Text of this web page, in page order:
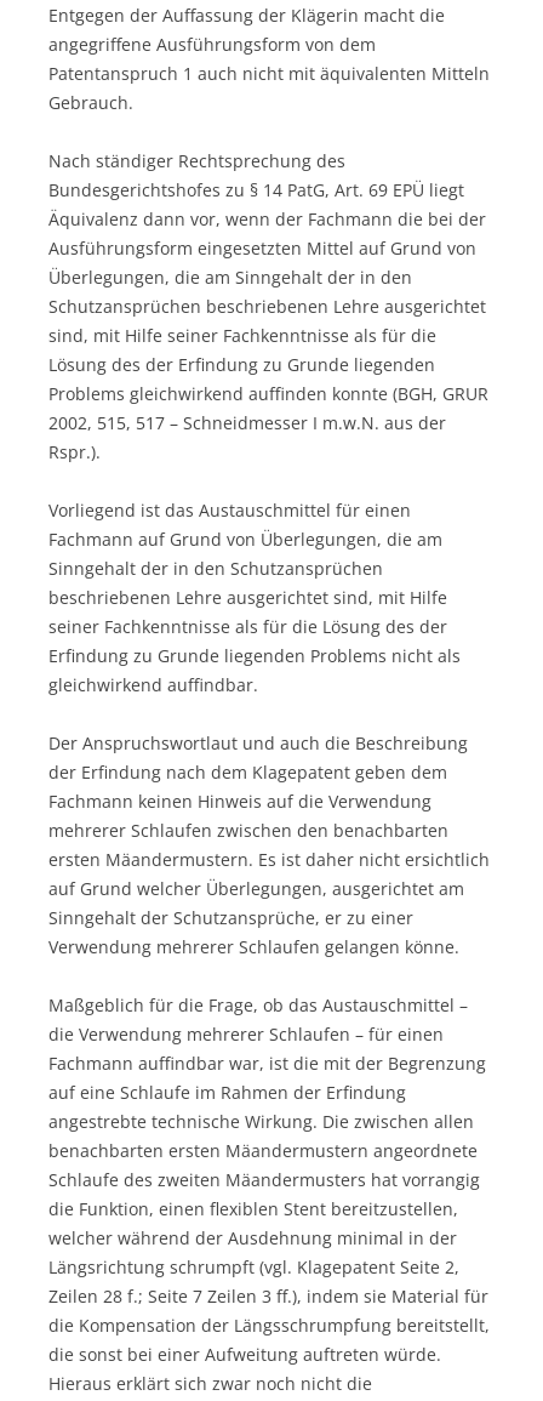
Entgegen der Auffassung der Klägerin macht die
angegriffene Ausführungsform von dem
Patentanspruch 1 auch nicht mit äquivalenten Mitteln
Gebrauch.
Nach ständiger Rechtsprechung des
Bundesgerichtshofes zu § 14 PatG, Art. 69 EPÜ liegt
Äquivalenz dann vor, wenn der Fachmann die bei der
Ausführungsform eingesetzten Mittel auf Grund von
Überlegungen, die am Sinngehalt der in den
Schutzansprüchen beschriebenen Lehre ausgerichtet
sind, mit Hilfe seiner Fachkenntnisse als für die
Lösung des der Erfindung zu Grunde liegenden
Problems gleichwirkend auffinden konnte (BGH, GRUR
2002, 515, 517 – Schneidmesser I m.w.N. aus der
Rspr.).
Vorliegend ist das Austauschmittel für einen
Fachmann auf Grund von Überlegungen, die am
Sinngehalt der in den Schutzansprüchen
beschriebenen Lehre ausgerichtet sind, mit Hilfe
seiner Fachkenntnisse als für die Lösung des der
Erfindung zu Grunde liegenden Problems nicht als
gleichwirkend auffindbar.
Der Anspruchswortlaut und auch die Beschreibung
der Erfindung nach dem Klagepatent geben dem
Fachmann keinen Hinweis auf die Verwendung
mehrerer Schlaufen zwischen den benachbarten
ersten Mäandermustern. Es ist daher nicht ersichtlich
auf Grund welcher Überlegungen, ausgerichtet am
Sinngehalt der Schutzansprüche, er zu einer
Verwendung mehrerer Schlaufen gelangen könne.
Maßgeblich für die Frage, ob das Austauschmittel –
die Verwendung mehrerer Schlaufen – für einen
Fachmann auffindbar war, ist die mit der Begrenzung
auf eine Schlaufe im Rahmen der Erfindung
angestrebte technische Wirkung. Die zwischen allen
benachbarten ersten Mäandermustern angeordnete
Schlaufe des zweiten Mäandermusters hat vorrangig
die Funktion, einen flexiblen Stent bereitzustellen,
welcher während der Ausdehnung minimal in der
Längsrichtung schrumpft (vgl. Klagepatent Seite 2,
Zeilen 28 f.; Seite 7 Zeilen 3 ff.), indem sie Material für
die Kompensation der Längsschrumpfung bereitstellt,
die sonst bei einer Aufweitung auftreten würde.
Hieraus erklärt sich zwar noch nicht die